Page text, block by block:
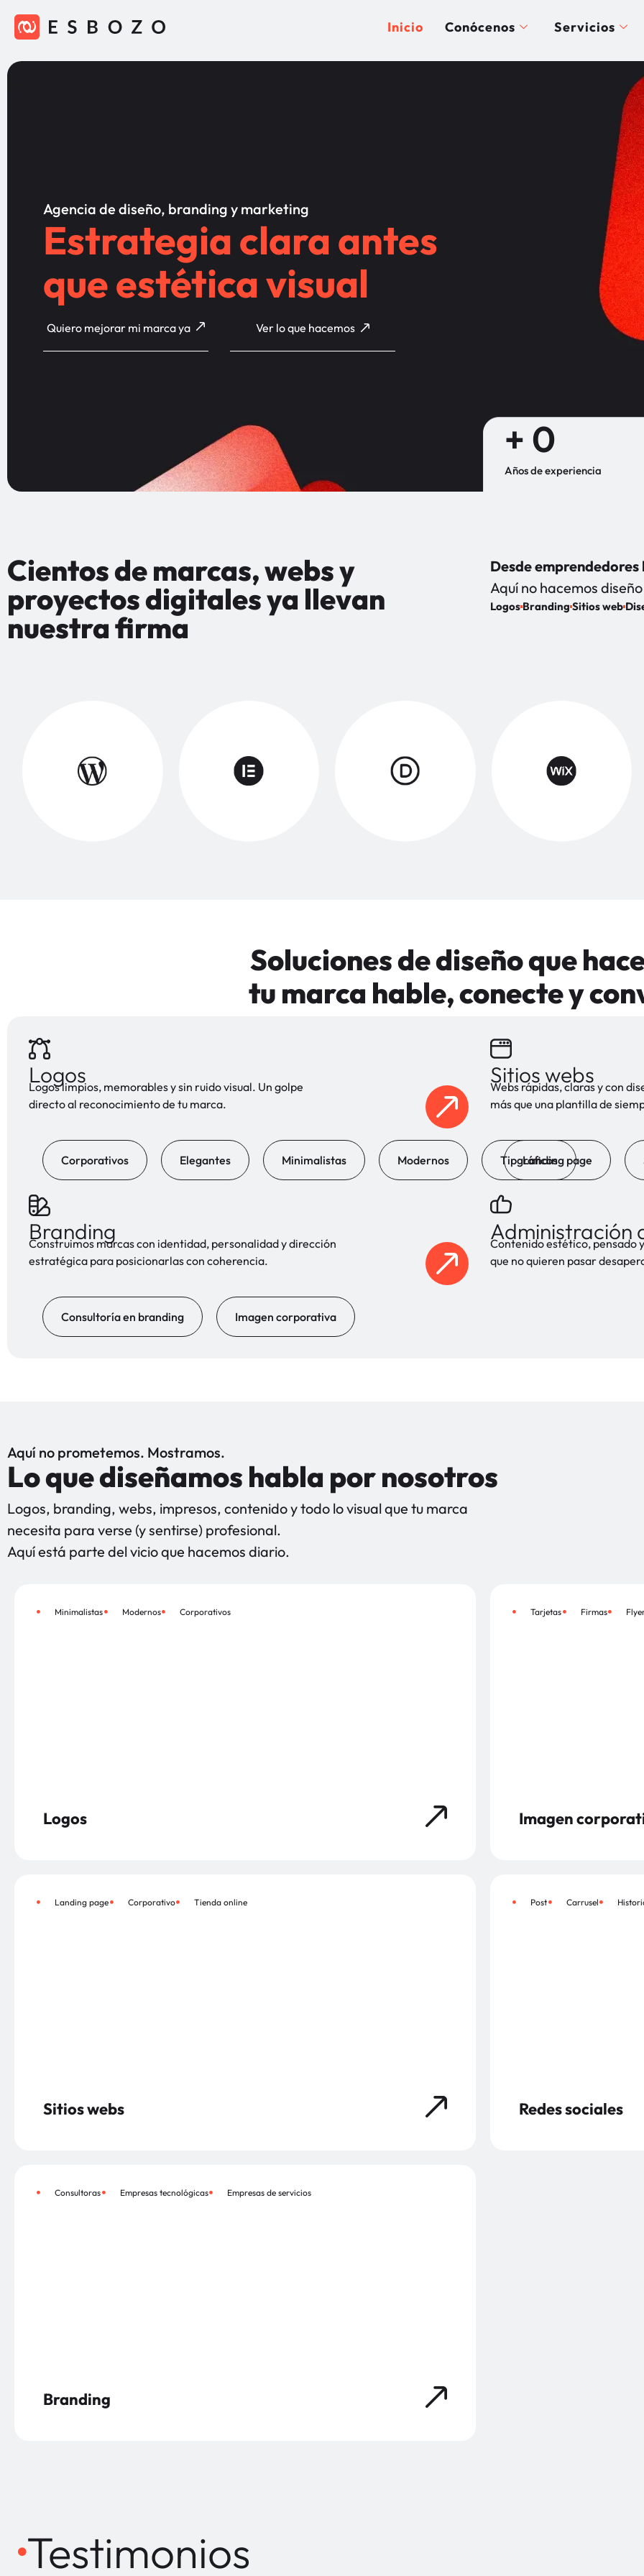
Inicio Conócenos Servicios
Agencia de diseño, branding y marketing
Estrategia clara antes
que estética visual
Quiero mejorar mi marca ya Ver lo que hacemos
Años de experiencia
+ 0
Cientos de marcas, webs y
proyectos digitales ya llevan
nuestra firma
Desde
Aquí no hacemos
Logos Branding Sitios web
Soluciones de diseño que
tu marca hable, conecte y
Logos
Logos limpios, memorables y sin ruido visual. Un golpe
directo al reconocimiento de tu marca.
Corporativos Elegantes Minimalistas Modernos Tipgráficos
Sitios webs
Webs rápidas, claras y con
más que una plantilla de
Landing page
Branding
Construimos marcas con identidad, personalidad y dirección
estratégica para posicionarlas con coherencia.
Consultoría en branding Imagen corporativa
Administración
Contenido estético, pensado
que no quieren pasar
Aquí no prometemos. Mostramos.
Lo que diseñamos habla por nosotros
Logos, branding, webs, impresos, contenido y todo lo visual que tu marca
necesita para verse (y sentirse) profesional.
Aquí está parte del vicio que hacemos diario.
Minimalistas Modernos Corporativos
Logos
Tarjetas Firmas
Imagen
Landing page Corporativo Tienda online
Sitios webs
Post Carrusel
Redes sociales
Consultoras Empresas tecnológicas Empresas de servicios
Branding
Testimonios